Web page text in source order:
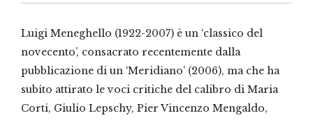
Luigi Meneghello (1922-2007) è un ‘classico del
novecento’, consacrato recentemente dalla
pubblicazione di un ‘Meridiano’ (2006), ma che ha
subito attirato le voci critiche del calibro di Maria
Corti, Giulio Lepschy, Pier Vincenzo Mengaldo,